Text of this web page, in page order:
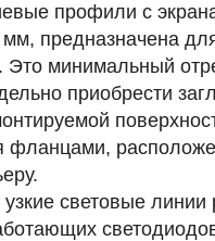
профили с
мм, предназначена
. Это минимальный
приобрести
фланцами,
световые линии